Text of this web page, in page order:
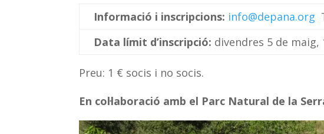
Informació i inscripcions: info@depana.org
Data límit d’inscripció: divendres 5 de maig,
Preu: 1 € socis i no socis.
En col·laboració amb el Parc Natural de la